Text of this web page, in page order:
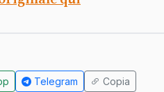
Telegram Copia